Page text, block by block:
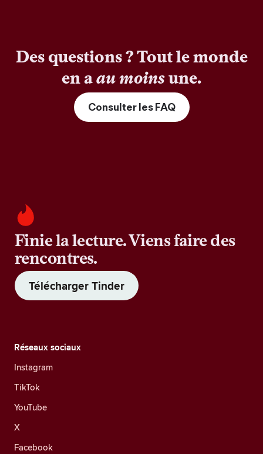
Des questions ? Tout le monde
en aau moinsune.
Consulter les FAQ
Finie la lecture. Viens faire des
rencontres.
Télécharger Tinder
Réseaux sociaux
Instagram
TikTok
YouTube
X
Facebook